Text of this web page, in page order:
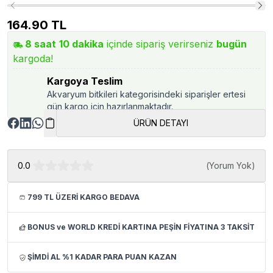
164.90 TL
8 saat 10 dakika içinde sipariş verirseniz bugün
kargoda!
Kargoya Teslim
Akvaryum bitkileri kategorisindeki siparişler ertesi
gün kargo için hazırlanmaktadır.
ÜRÜN DETAYI
0.0 (Yorum Yok)
799 TL ÜZERİ KARGO BEDAVA
BONUS ve WORLD KREDİ KARTINA PEŞİN FİYATINA 3 TAKSİT
ŞİMDİ AL %1 KADAR PARA PUAN KAZAN